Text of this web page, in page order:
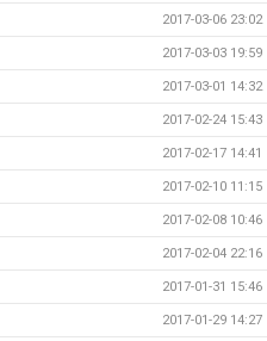
2017-03-06 23:02
2017-03-03 19:59
2017-03-01 14:32
2017-02-24 15:43
2017-02-17 14:41
2017-02-10 11:15
2017-02-08 10:46
2017-02-04 22:16
2017-01-31 15:46
2017-01-29 14:27